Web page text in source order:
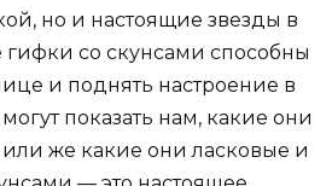
но и настоящие звезды в
со скунсами способны
и поднять настроение в
показать нам, какие они
же какие они ласковые и